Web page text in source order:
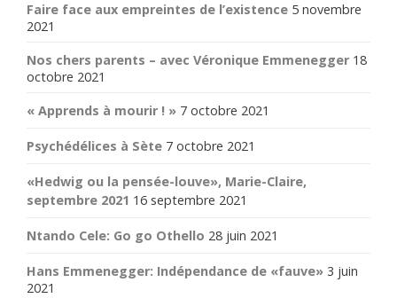
Faire face aux empreintes de l’existence 5 novembre
2021
Nos chers parents – avec Véronique Emmenegger 18
octobre 2021
« Apprends à mourir ! » 7 octobre 2021
Psychédélices à Sète 7 octobre 2021
«Hedwig ou la pensée-louve», Marie-Claire,
septembre 2021 16 septembre 2021
Ntando Cele: Go go Othello 28 juin 2021
Hans Emmenegger: Indépendance de «fauve» 3 juin
2021